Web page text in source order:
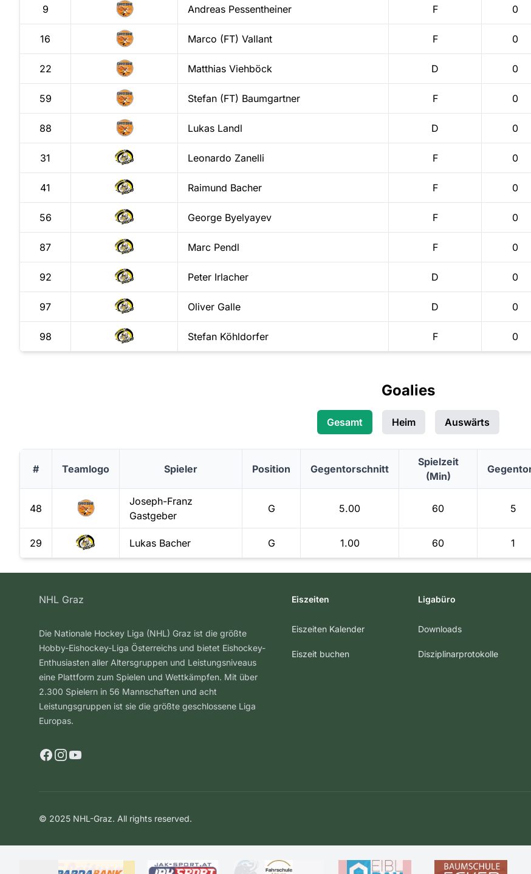
9 Andreas Pessentheiner F 0
16 Marco (FT) Vallant F 0
22 Matthias Viehböck D 0
59 Stefan (FT) Baumgartner F 0
88 Lukas Landl D 0
31 Leonardo Zanelli F 0
41 Raimund Bacher F 0
56 George Byelyayev F 0
87 Marc Pendl F 0
92 Peter Irlacher D 0
97 Oliver Galle D 0
98 Stefan Köhldorfer F 0
Goalies
Gesamt Heim Auswärts
# Teamlogo Spieler Position Gegentorschnitt
Spielzeit
(Min)
48
Joseph-Franz
Gastgeber
G 5.00 60 5
29 Lukas Bacher G 1.00 60 1
NHL Graz
Die Nationale Hockey Liga (NHL) Graz ist die größte
Hobby-Eishockey-Liga Österreichs und bietet Eishockey-
Enthusiasten aller Altersgruppen und Leistungsniveaus
eine Plattform zum Spielen und Wettkämpfen. Mit über
2.300 Spielern in 56 Mannschaften und acht
Leistungsgruppen ist sie die größte geschlossene Liga
Europas.
Facebook
Instagram
YouTube
Eiszeiten
Eiszeiten Kalender
Eiszeit buchen
Ligabüro
Downloads
Disziplinarprotokolle
© 2025 NHL-Graz. All rights reserved.